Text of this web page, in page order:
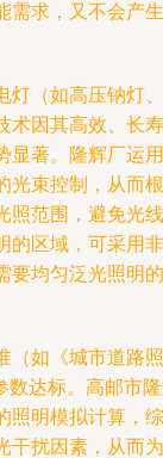
需求，又不会产生
灯（如高压钠灯、
术因其高效、长寿
显著。隆辉厂运用
光束控制，从而根
照范围，避免光线
的区域，可采用非
要均匀泛光照明的
（如《城市道路照
数达标。高邮市
照明模拟计算，综
干扰因素，从而为